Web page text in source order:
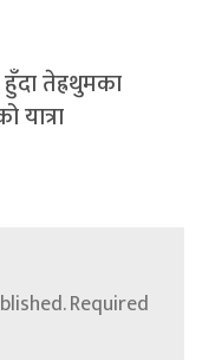
तेह्रथुमका
यात्रा
Required